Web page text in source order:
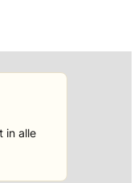
in alle